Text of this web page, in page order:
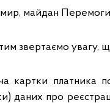
майдан Перемоги,
звертаємо увагу,
картки платника
даних про